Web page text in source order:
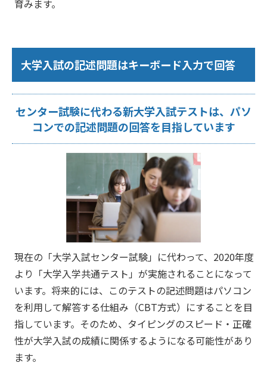
育みます。
大学入試の記述問題はキーボード入力で回答
センター試験に代わる新大学入試テストは、パソ
コンでの記述問題の回答を目指しています
現在の「大学入試センター試験」に代わって、2020年度
より「大学入学共通テスト」が実施されることになって
います。将来的には、このテストの記述問題はパソコン
を利用して解答する仕組み（CBT方式）にすることを目
指しています。そのため、タイピングのスピード・正確
性が大学入試の成績に関係するようになる可能性があり
ます。